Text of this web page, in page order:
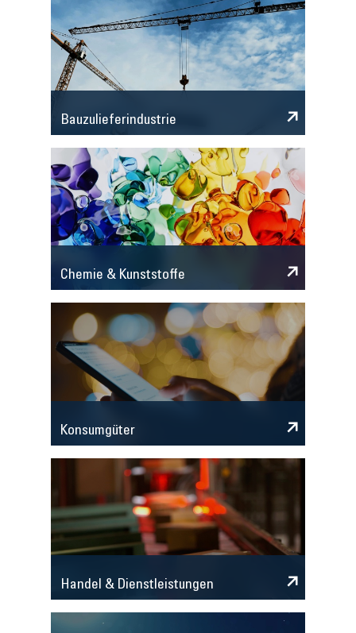
Bauzulieferindustrie
Chemie & Kunststoffe
Konsumgüter
Handel & Dienstleistungen